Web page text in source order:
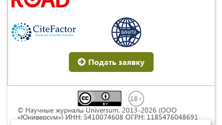
Подать заявку
© Научные журналы Universum, 2013-2026 (ООО
«Юниверсум») ИНН: 5410074608 ОГРН: 1185476048691